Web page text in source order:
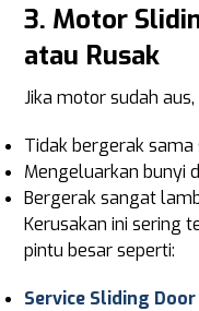
3. Motor
atau Rusak
Jika motor sudah aus,
Tidak bergerak sama
Mengeluarkan bunyi
Bergerak sangat
Kerusakan ini sering
pintu besar seperti:
Service Sliding